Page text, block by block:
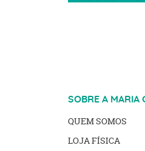
SOBRE A MARIA
QUEM SOMOS
LOJA FÍSICA